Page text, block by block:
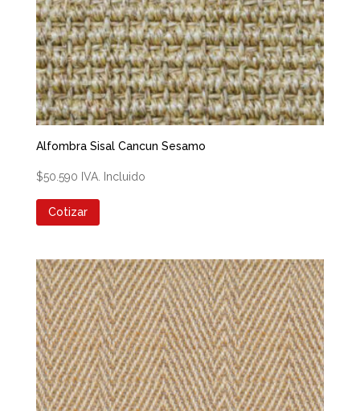
Alfombra Sisal Cancun Sesamo
$50.590 IVA. Incluido
Cotizar